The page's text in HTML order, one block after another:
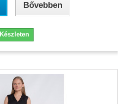
Bővebben
Készleten